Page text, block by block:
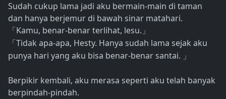
Sudah cukup lama jadi aku bermain-main di taman
dan hanya berjemur di bawah sinar matahari.
「 Kamu, benar-benar terlihat, lesu. 」
「 Tidak apa-apa, Hesty. Hanya sudah lama sejak aku
punya hari yang aku bisa benar-benar santai.
」
Berpikir kembali, aku merasa seperti aku telah banyak
berpindah-pindah.